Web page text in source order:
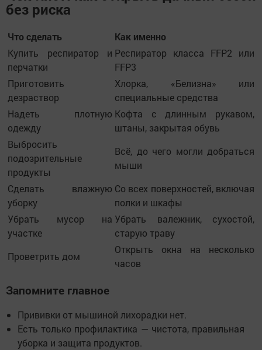
без риска
Что сделать
Как именно
Купить респиратор и
перчатки
Респиратор класса FFP2 или
FFP3
Приготовить
дезраствор
Хлорка, «Белизна» или
специальные средства
Надеть плотную
одежду
Кофта с длинным рукавом,
штаны, закрытая обувь
Выбросить
подозрительные
продукты
Всё, до чего могли добраться
мыши
Сделать влажную
уборку
Со всех поверхностей, включая
полки и шкафы
Убрать мусор на
участке
Убрать валежник, сухостой,
старую траву
Проветрить дом
Открыть окна на несколько
часов
Запомните главное
Прививки от мышиной лихорадки нет.
Есть только профилактика — чистота, правильная
уборка и защита продуктов.